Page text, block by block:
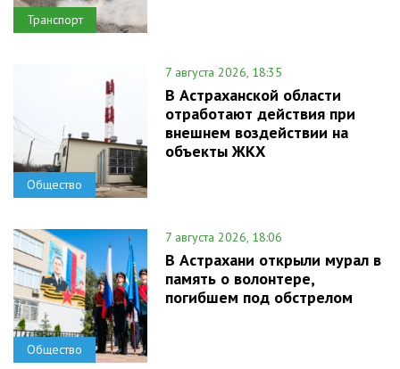
Транспорт
Общество
7 августа 2026, 18:35
В Астраханской области
отработают действия при
внешнем воздействии на
объекты ЖКХ
Общество
7 августа 2026, 18:06
В Астрахани открыли мурал в
память о волонтере,
погибшем под обстрелом